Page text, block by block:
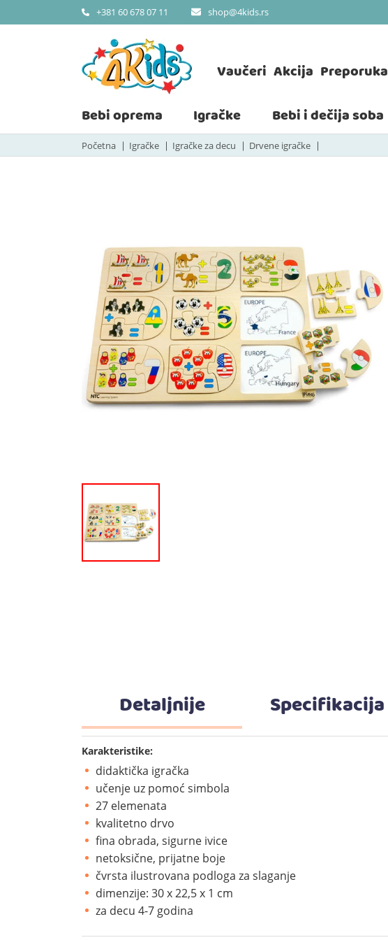
+381 60 678 07 11 shop@4kids.rs
Vaučeri Akcija Preporuka
Bebi oprema Igračke Bebi i dečija soba
Početna Igračke Igračke za decu Drvene igračke
Detaljnije Specifikacija
Karakteristike:
didaktička igračka
učenje uz pomoć simbola
27 elemenata
kvalitetno drvo
fina obrada, sigurne ivice
netoksične, prijatne boje
čvrsta ilustrovana podloga za slaganje
dimenzije: 30 x 22,5 x 1 cm
za decu 4-7 godina